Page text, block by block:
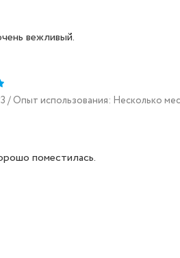
вежливый.
/ Опыт использования: Несколько
поместилась.